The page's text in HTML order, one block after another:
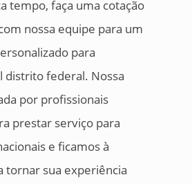
tempo, faça uma cotação
nossa equipe para um
para
distrito federal. Nossa
por profissionais
prestar serviço para
e ficamos à
tornar sua experiência